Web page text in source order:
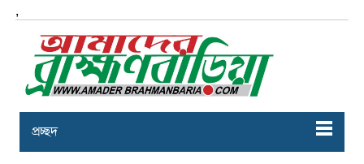
,
প্রচ্ছদ